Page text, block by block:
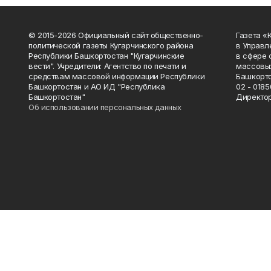
© 2015-2026 Официальный сайт общественно-
политической газеты Кугарчинского района
Республики Башкортостан "Кугарчинские
вести". Учредители: Агентство по печати и
средствам массовой информации Республики
Башкортостан и АО ИД "Республика
Башкортостан"
Об использовании персональных данных
Газета
в
в сфере
02 -